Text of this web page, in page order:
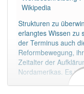
Wikipedia
Strukturen zu
erlangtes Wissen zu
der Terminus auch
Reformbewegung,
Zeitalter der
Nordamerikas. Es
datiert. Mehr lesen